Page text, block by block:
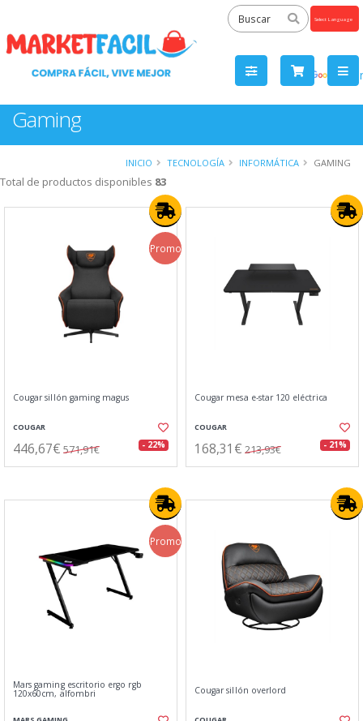
by
Gaming
INICIO TECNOLOGÍA INFORMÁTICA GAMING
Total de productos disponibles 83
Promo
Cougar sillón gaming magus
COUGAR
446,67€ 571,91€ - 22%
Cougar mesa e-star 120 eléctrica
COUGAR
168,31€ 213,93€ - 21%
Promo
Mars gaming escritorio ergo rgb
120x60cm, alfombri Cougar sillón overlord